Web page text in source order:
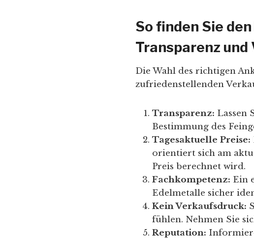
So finden Sie
Transparenz und
Die Wahl des richtigen
zufriedenstellenden
Transparenz: Lassen
Bestimmung des
Tagesaktuelle Preise:
orientiert sich am
Preis berechnet wird.
Fachkompetenz: Ein
Edelmetalle sicher
Kein Verkaufsdruck:
fühlen. Nehmen Sie
Reputation: